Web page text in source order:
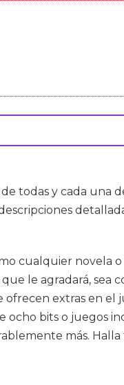
todas y cada una
cualquier novela o
le agradará, sea
extras en
ocho bits o juegos
más.